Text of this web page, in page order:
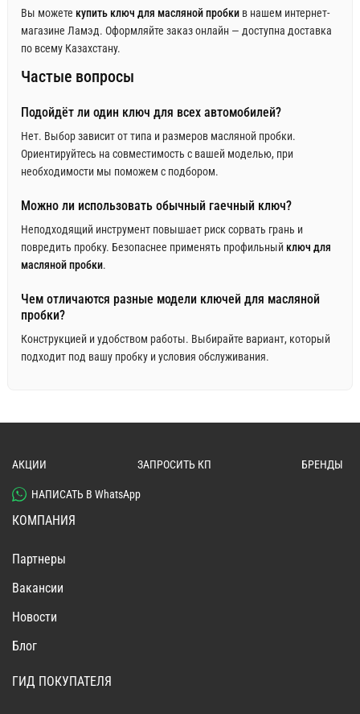
Вы можете купить ключ для масляной пробкив нашем интернет-
магазине Ламэд. Оформляйте заказ онлайн — доступна доставка
по всему Казахстану.
Частые вопросы
Подойдёт ли один ключ для всех автомобилей?
Нет. Выбор зависит от типа и размеров масляной пробки.
Ориентируйтесь на совместимость с вашей моделью, при
необходимости мы поможем с подбором.
Можно ли использовать обычный гаечный ключ?
Неподходящий инструмент повышает риск сорвать грань и
повредить пробку. Безопаснее применять профильный ключ для
масляной пробки.
Чем отличаются разные модели ключей для масляной
пробки?
Конструкцией и удобством работы. Выбирайте вариант, который
подходит под вашу пробку и условия обслуживания.
АКЦИИ ЗАПРОСИТЬ КП БРЕНДЫ
НАПИСАТЬ В WhatsApp
КОМПАНИЯ
Партнеры
Вакансии
Новости
Блог
ГИД ПОКУПАТЕЛЯ